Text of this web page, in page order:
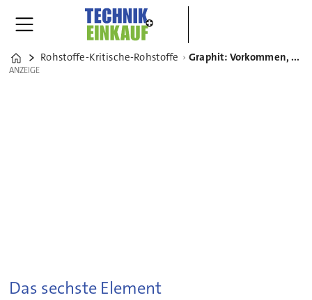
Home
Rohstoffe-Kritische-Rohstoffe Graphit: Vorkommen, Preis & Versorgungssicherheit
ANZEIGE
ANZEIGE
Das sechste Element